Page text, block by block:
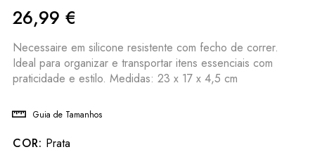
26,99 €
Necessaire em silicone resistente com fecho de correr.
Ideal para organizar e transportar itens essenciais com
praticidade e estilo. Medidas: 23 x 17 x 4,5 cm
Guia de Tamanhos
COR: Prata